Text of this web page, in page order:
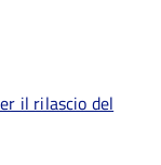
il rilascio del